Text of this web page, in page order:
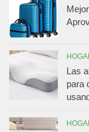
Las
para